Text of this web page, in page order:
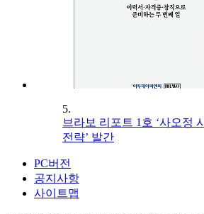
5.
브라보 리포트 1호 ‘사오정
전략’ 발간
PC버전
공지사항
사이트맵